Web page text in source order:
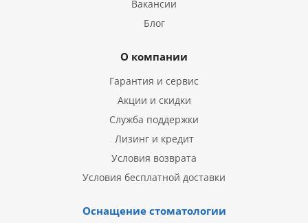
Вакансии
Блог
О компании
Гарантия и сервис
Акции и скидки
Служба поддержки
Лизинг и кредит
Условия возврата
Условия бесплатной доставки
Оснащение стоматологии